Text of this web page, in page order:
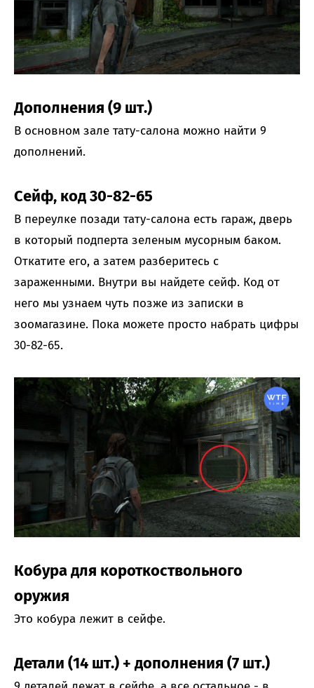
Дополнения (9 шт.)
В основном зале тату-салона можно найти 9
дополнений.
Сейф, код 30-82-65
В переулке позади тату-салона есть гараж, дверь
в который подперта зеленым мусорным баком.
Откатите его, а затем разберитесь с
зараженными. Внутри вы найдете сейф. Код от
него мы узнаем чуть позже из записки в
зоомагазине. Пока можете просто набрать цифры
30-82-65.
Кобура для короткоствольного
оружия
Это кобура лежит в сейфе.
Детали (14 шт.) + дополнения (7 шт.)